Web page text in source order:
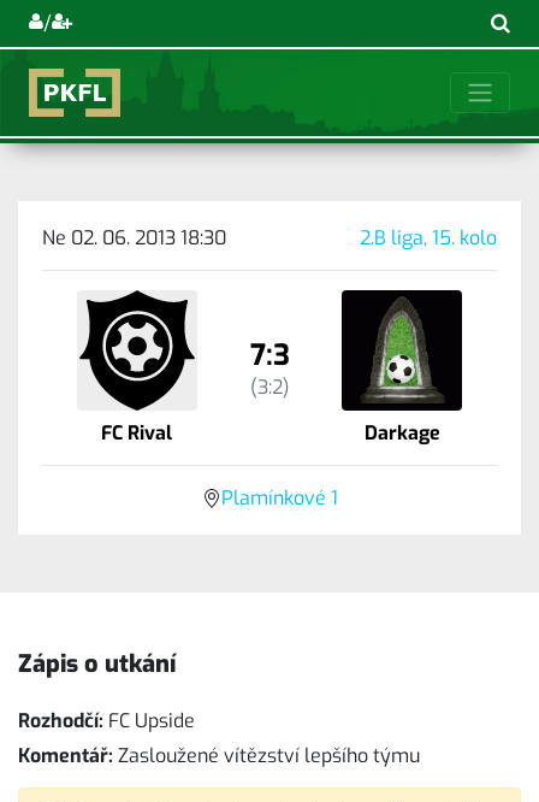
/
Ne 02. 06. 2013 18:30 2.B liga, 15. kolo
FC Rival
7:3
(3:2)
Darkage
Plamínkové 1
Zápis o utkání
Rozhodčí: FC Upside
Komentář: Zasloužené vítězství lepšího týmu